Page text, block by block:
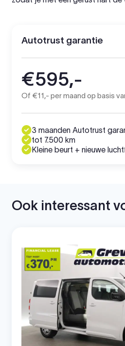
Autotrust garantie
€595,-
Of €11,- per maand op basis
3 maanden Autotrust
tot 7.500 km
Kleine beurt + nieuwe
Ook interessant